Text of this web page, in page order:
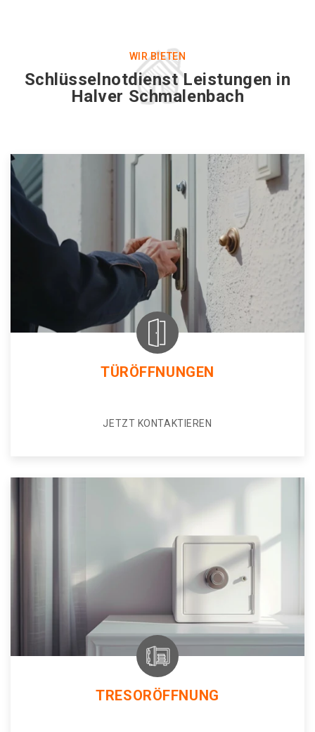
WIR BIETEN
Schlüsselnotdienst Leistungen in
Halver Schmalenbach
TÜRÖFFNUNGEN
JETZT KONTAKTIEREN
TRESORÖFFNUNG